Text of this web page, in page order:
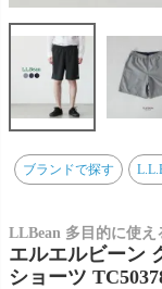
ブランドで探す
LLBean 多目的に使え
エルエルビーン
ショーツ